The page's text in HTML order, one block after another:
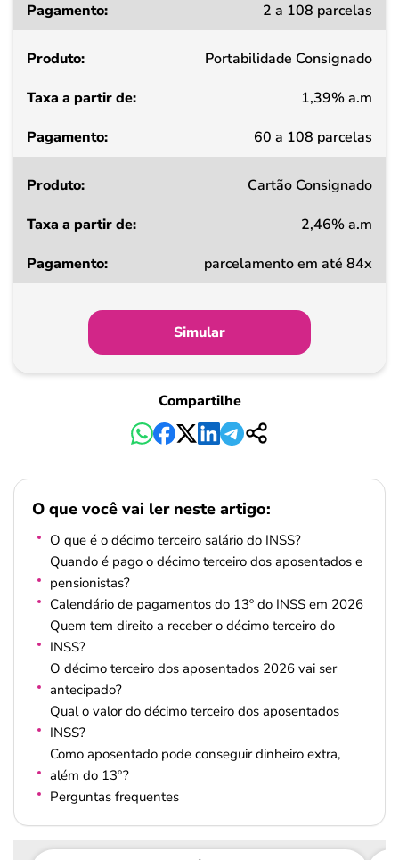
a
de
Pagamento
2 a 108 parcelas
Portabilidade Consignado
1,39% a.m
60 a 108 parcelas
Cartão Consignado
2,46% a.m
parcelamento em até 84x
Simular
Compartilhe
O que você vai ler neste artigo:
O que é o décimo terceiro salário do INSS?
Quando é pago o décimo terceiro dos aposentados e
pensionistas?
Calendário de pagamentos do 13º do INSS em 2026
Quem tem direito a receber o décimo terceiro do
INSS?
O décimo terceiro dos aposentados 2026 vai ser
antecipado?
Qual o valor do décimo terceiro dos aposentados
INSS?
Como aposentado pode conseguir dinheiro extra,
além do 13º?
Perguntas frequentes